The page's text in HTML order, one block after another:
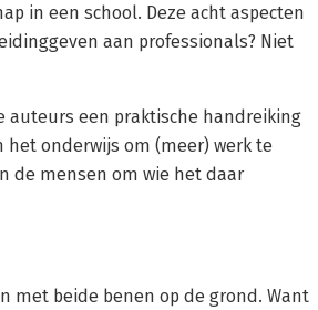
in een school. Deze acht aspecten
aan professionals? Niet
auteurs een praktische handreiking
onderwijs om (meer) werk te
de mensen om wie het daar
met beide benen op de grond. Want